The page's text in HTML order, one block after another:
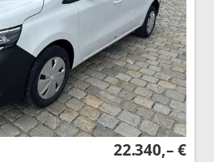
22.340,– €